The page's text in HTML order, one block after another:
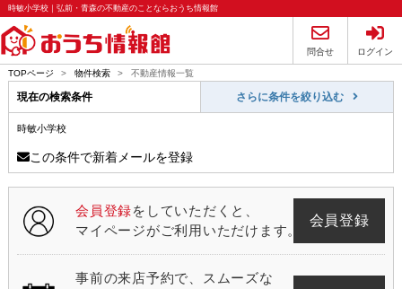
時敏小学校｜弘前・青森の不動産のことならおうち情報館
問合せ ログイン
TOPページ > 物件検索 > 不動産情報一覧
現在の検索条件 さらに条件を絞り込む
時敏小学校
この条件で新着メールを登録
会員登録をしていただくと、
マイページがご利用いただけます。
会員登録
事前の来店予約で、スムーズな